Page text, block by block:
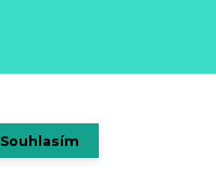
Souhlasím